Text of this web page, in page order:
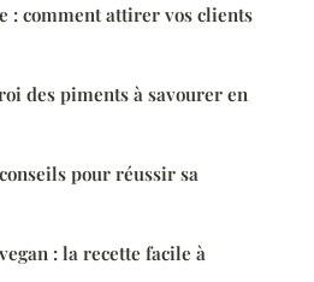
: comment attirer vos clients
des piments à savourer en
pour réussir sa
: la recette facile à